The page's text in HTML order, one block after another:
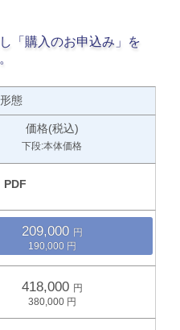
「購入のお申込み」を
態
価格(税込)
下段:本体価格
PDF
209,000
190,000
418,000
380,000